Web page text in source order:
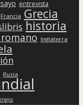
entrevista
Francia Grecia
historia
Inglaterra
Rusia